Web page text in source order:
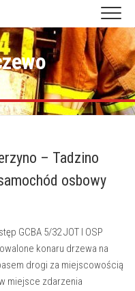
– Tadzino
osbowy
GCBA 5/32 JOT I OSP
konaru drzewa na
drogi za miejscowością
miejsce zdarzenia